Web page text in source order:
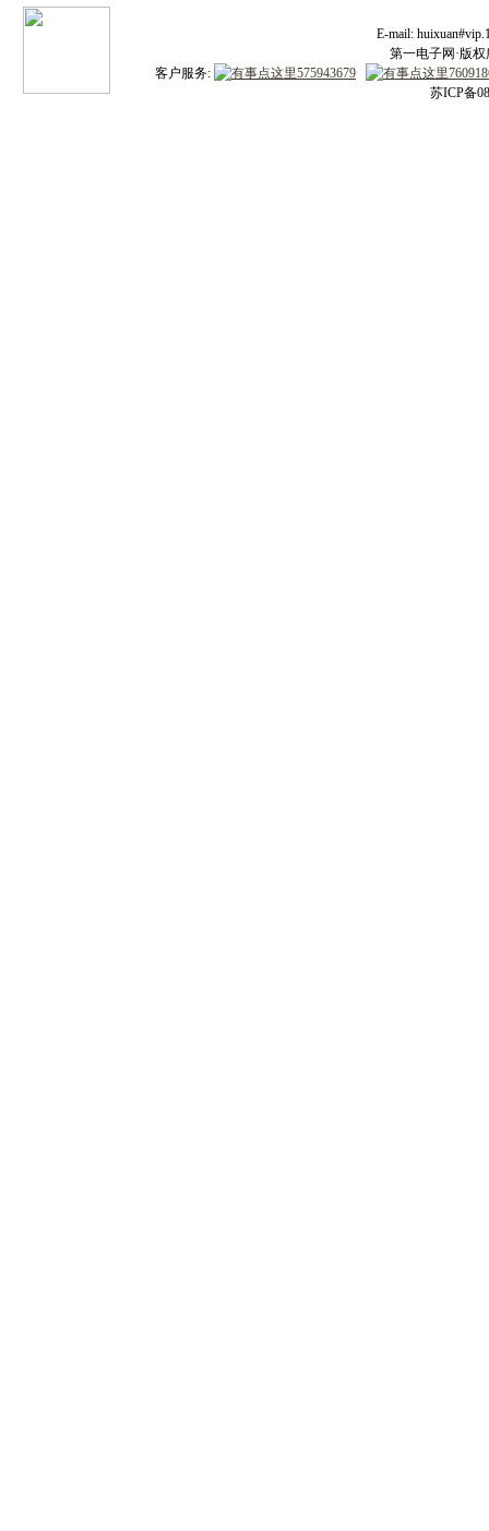
E-mail:
第一电子网·版权
客户服务:
苏ICP备